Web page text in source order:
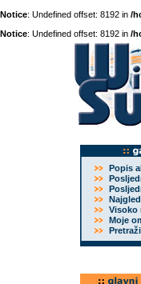
Notice: Undefined offset: 8192 in /
Notice: Undefined offset: 8192 in /
Popis
Visoko
Moje